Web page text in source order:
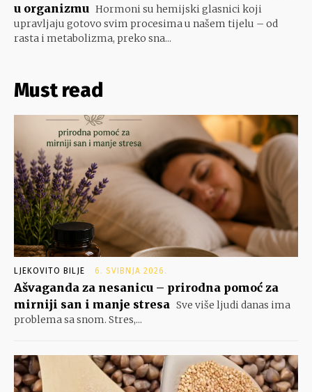
u organizmu Hormoni su hemijski glasnici koji
upravljaju gotovo svim procesima u našem tijelu – od
rasta i metabolizma, preko sna...
Must read
LJEKOVITO BILJE 6. SVIBNJA 2026.
Ašvaganda za nesanicu – prirodna pomoć za
mirniji san i manje stresa Sve više ljudi danas ima
problema sa snom. Stres,...